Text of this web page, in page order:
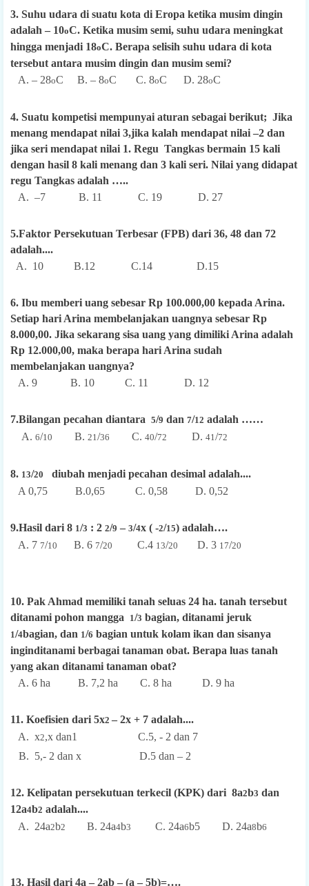
3. Suhu udara di suatu kota di Eropa ketika musim dingin
adalah – 10oC. Ketika musim semi, suhu udara meningkat
hingga menjadi 18oC. Berapa selisih suhu udara di kota
tersebut antara musim dingin dan musim semi?
A. – 28oC B. – 8oC C. 8oC D. 28oC
4. Suatu kompetisi mempunyai aturan sebagai berikut; Jika
menang mendapat nilai 3,jika kalah mendapat nilai –2 dan
jika seri mendapat nilai 1. Regu Tangkas bermain 15 kali
dengan hasil 8 kali menang dan 3 kali seri. Nilai yang didapat
regu Tangkas adalah …..
A. –7 B. 11 C. 19 D. 27
5.Faktor Persekutuan Terbesar (FPB) dari 36, 48 dan 72
adalah....
A. 10 B.12 C.14 D.15
6. Ibu memberi uang sebesar Rp 100.000,00 kepada Arina.
Setiap hari Arina membelanjakan uangnya sebesar Rp
8.000,00. Jika sekarang sisa uang yang dimiliki Arina adalah
Rp 12.000,00, maka berapa hari Arina sudah
membelanjakan uangnya?
A. 9 B. 10 C. 11 D. 12
7.Bilangan pecahan diantara 5/9 dan 7/12 adalah ……
A. 6/10 B. 21 /36 C. 40/72 D. 41 /72
8. 13/20
diubah menjadi pecahan desimal adalah....
A 0,75 B.0,65 C. 0,58 D. 0,52
9.Hasil dari 8 1/3 : 2 2/9 – 3/4x ( -2/15) adalah….
A. 7 7/10 B. 6 7/20 C.4 13/20 D. 3 17/20
10. Pak Ahmad memiliki tanah seluas 24 ha. tanah tersebut
ditanami pohon mangga
1/3 bagian, ditanami jeruk
1/4bagian, dan 1/6 bagian untuk kolam ikan dan sisanya
inginditanami berbagai tanaman obat. Berapa luas tanah
yang akan ditanami tanaman obat?
A. 6 ha B. 7,2 ha C. 8 ha D. 9 ha
11. Koefisien dari 5x2 – 2x + 7 adalah....
A. x2,x dan1 C.5, - 2 dan 7
B. 5,- 2 dan x D.5 dan – 2
12. Kelipatan persekutuan terkecil (KPK) dari 8a2b3 dan
12a4b2 adalah....
A. 24a2b2 B. 24a4b3 C. 24a6b5 D. 24a8b6
13. Hasil dari 4a – 2ab – (a – 5b)=….